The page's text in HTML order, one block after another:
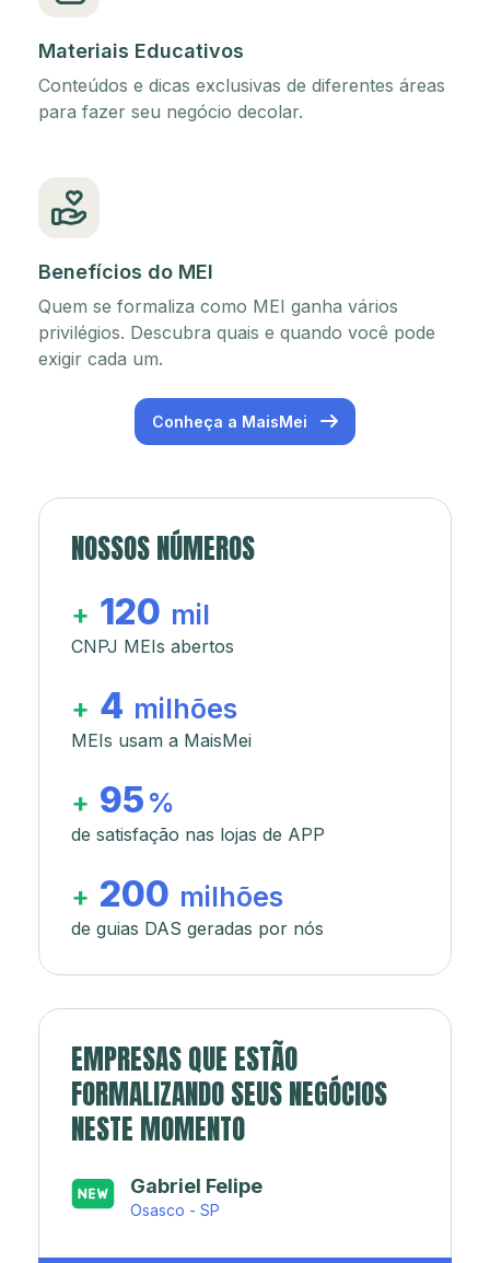
Materiais Educativos
Conteúdos e dicas exclusivas de diferentes áreas
para fazer seu negócio decolar.
Benefícios do MEI
Quem se formaliza como MEI ganha vários
privilégios. Descubra quais e quando você pode
exigir cada um.
Conheça a MaisMei
NOSSOS NÚMEROS
+ 120 mil
CNPJ MEIs abertos
+ 4 milhões
MEIs usam a MaisMei
+ 95 %
de satisfação nas lojas de APP
+ 200 milhões
de guias DAS geradas por nós
EMPRESAS QUE ESTÃO
FORMALIZANDO SEUS NEGÓCIOS
NESTE MOMENTO
Japa’s açaí e sorveteria
Rio de Janeiro - RJ